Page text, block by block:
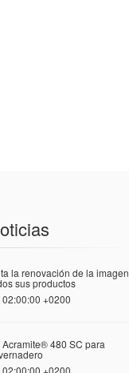
la renovación de la imagen
sus productos
+0200
480 SC para
+0200